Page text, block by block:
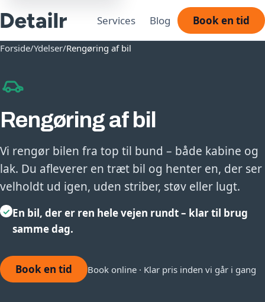
Services Blog Book en tid
Forside/Ydelser/Rengøring af bil
Rengøring af bil
Vi rengør bilen fra top til bund – både kabine og
lak. Du afleverer en træt bil og henter en, der ser
velholdt ud igen, uden striber, støv eller lugt.
✓ En bil, der er ren hele vejen rundt – klar til brug
samme dag.
Book en tid Book online · Klar pris inden vi går i gang